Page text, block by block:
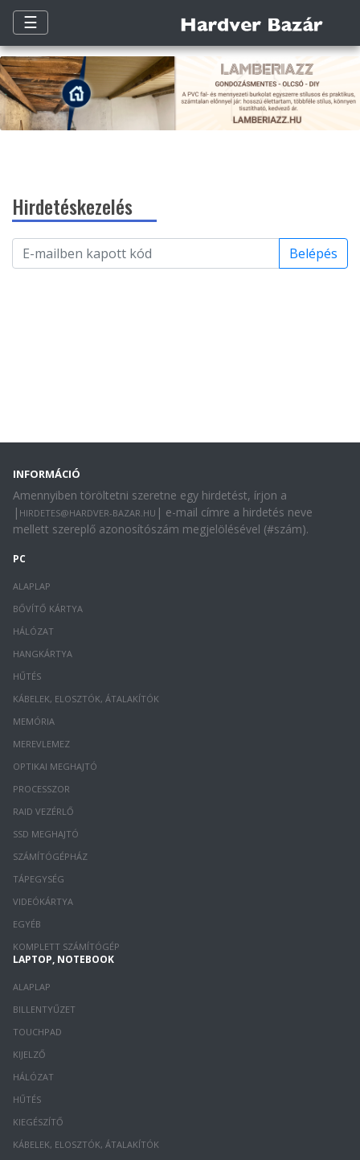
☰
Hirdetéskezelés
Belépés
INFORMÁCIÓ
Amennyiben töröltetni szeretne egy hirdetést, írjon a
| HIRDETES@HARDVER-BAZAR.HU | e-mail címre a hirdetés neve
mellett szereplő azonosítószám megjelölésével (#szám).
PC
ALAPLAP
BŐVÍTŐ KÁRTYA
HÁLÓZAT
HANGKÁRTYA
HŰTÉS
KÁBELEK, ELOSZTÓK, ÁTALAKÍTÓK
MEMÓRIA
MEREVLEMEZ
OPTIKAI MEGHAJTÓ
PROCESSZOR
RAID VEZÉRLŐ
SSD MEGHAJTÓ
SZÁMÍTÓGÉPHÁZ
TÁPEGYSÉG
VIDEÓKÁRTYA
EGYÉB
KOMPLETT SZÁMÍTÓGÉP
LAPTOP, NOTEBOOK
ALAPLAP
BILLENTYŰZET
TOUCHPAD
KIJELZŐ
HÁLÓZAT
HŰTÉS
KIEGÉSZÍTŐ
KÁBELEK, ELOSZTÓK, ÁTALAKÍTÓK